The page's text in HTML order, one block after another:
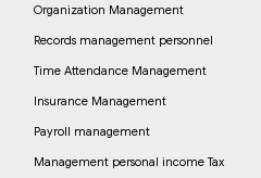
Organization Management
Records management personnel
Time Attendance Management
Insurance Management
Payroll management
Management personal income Tax